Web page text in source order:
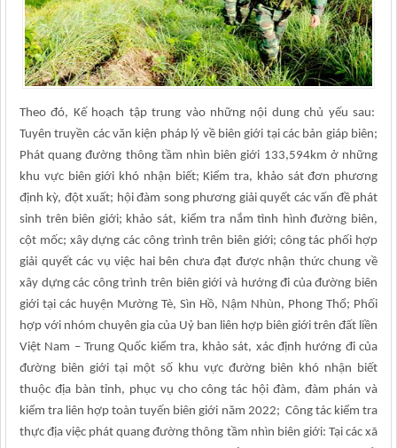
Theo đó, Kế hoạch tập trung vào những nội dung chủ yếu sau:
Tuyên truyền các văn kiện pháp lý về biên giới tại các bản giáp biên;
Phát quang đường thông tầm nhìn biên giới 133,594km ở những
khu vực biên giới khó nhận biết; Kiểm tra, khảo sát đơn phương
định kỳ, đột xuất; hội đàm song phương giải quyết các vấn đề phát
sinh trên biên giới; khảo sát, kiểm tra nắm tình hình đường biên,
cột mốc; xây dựng các công trình trên biên giới; công tác phối hợp
giải quyết các vụ việc hai bên chưa đạt được nhận thức chung về
xây dựng các công trình trên biên giới và hướng đi của đường biên
giới tại các huyện Mường Tè, Sìn Hồ, Nậm Nhùn, Phong Thổ; Phối
hợp với nhóm chuyên gia của Uỷ ban liên hợp biên giới trên đất liền
Việt Nam – Trung Quốc kiểm tra, khảo sát, xác định hướng đi của
đường biên giới tại một số khu vực đường biên khó nhận biết
thuộc địa bàn tỉnh, phục vụ cho công tác hội đàm, đàm phán và
kiểm tra liên hợp toàn tuyến biên giới năm 2022; Công tác kiểm tra
thực địa việc phát quang đường thông tầm nhìn biên giới: Tại các xã